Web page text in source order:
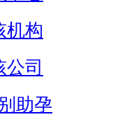
机构
公司
助孕